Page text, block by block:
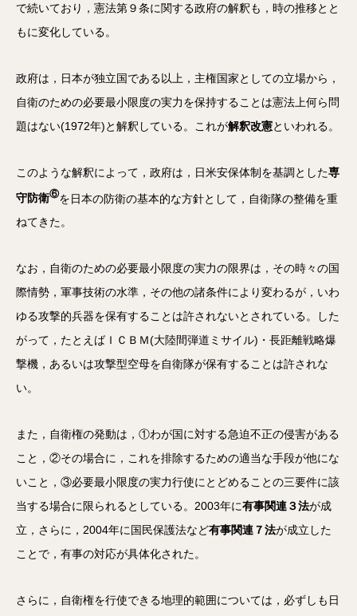
で続いており，憲法第９条に関する政府の解釈も，時の推移とと
もに変化している。
政府は，日本が独立国である以上，主権国家としての立場から，
自衛のための必要最小限度の実力を保持することは憲法上何ら問
題はない(1972年)と解釈している。これが解釈改憲といわれる。
このような解釈によって，政府は，日米安保体制を基調とした専
守防衛⑥を日本の防衛の基本的な方針として，自衛隊の整備を重
ねてきた。
なお，自衛のための必要最小限度の実力の限界は，その時々の国
際情勢，軍事技術の水準，その他の諸条件により変わるが，いわ
ゆる攻撃的兵器を保有することは許されないとされている。した
がって，たとえばＩＣＢＭ(大陸間弾道ミサイル)・長距離戦略爆
撃機，あるいは攻撃型空母を自衛隊が保有することは許されな
い。
また，自衛権の発動は，①わが国に対する急迫不正の侵害がある
こと，②その場合に，これを排除するための適当な手段が他にな
いこと，③必要最小限度の実力行使にとどめることの三要件に該
当する場合に限られるとしている。2003年に有事関連３法が成
立，さらに，2004年に国民保護法など有事関連７法が成立した
ことで，有事の対応が具体化された。
さらに，自衛権を行使できる地理的範囲については，必ずしも日